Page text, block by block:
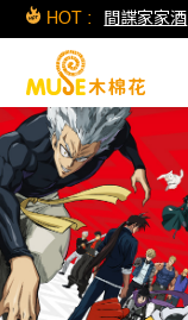
HOT : 間諜家家酒